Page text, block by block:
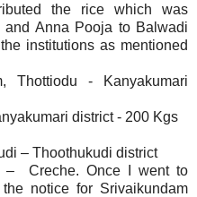
the rice which was
and Anna Pooja to Balwadi
institutions as mentioned
Thottiodu - Kanyakumari
district - 200 Kgs
– Thoothukudi district
– Creche. Once I went to
notice for Srivaikundam